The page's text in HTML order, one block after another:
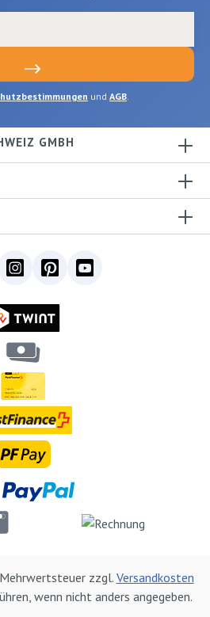
und AGB.
GMBH
zzgl. Versandkosten
wenn nicht anders angegeben.